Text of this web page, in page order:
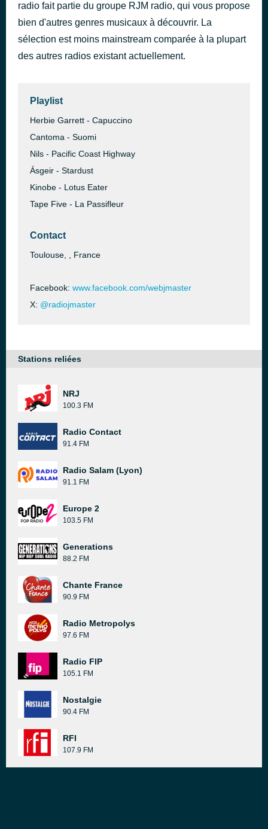
radio fait partie du groupe RJM radio, qui vous propose
bien d'autres genres musicaux à découvrir. La
sélection est moins mainstream comparée à la plupart
des autres radios existant actuellement.
Playlist
Herbie Garrett - Capuccino
Cantoma - Suomi
Nils - Pacific Coast Highway
Ásgeir - Stardust
Kinobe - Lotus Eater
Tape Five - La Passifleur
Contact
Toulouse, , France
Facebook: www.facebook.com/webjmaster
X: @radiojmaster
Stations reliées
NRJ
100.3 FM
Radio Contact
91.4 FM
Radio Salam (Lyon)
91.1 FM
Europe 2
103.5 FM
Generations
88.2 FM
Chante France
90.9 FM
Radio Metropolys
97.6 FM
Radio FIP
105.1 FM
Nostalgie
90.4 FM
RFI
107.9 FM